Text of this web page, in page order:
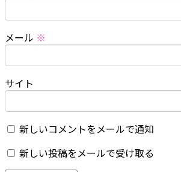
メール ※
サイト
新しいコメントをメールで通知
新しい投稿をメールで受け取る